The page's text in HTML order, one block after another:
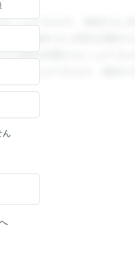
ことができます。登録すると回
す。登録すると回答を閲覧する
と回答を閲覧することができま
することができます。登録する
ん